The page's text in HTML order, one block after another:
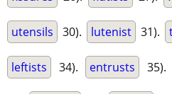
utensils 30). lutenist 31).
leftists 34). entrusts 35).